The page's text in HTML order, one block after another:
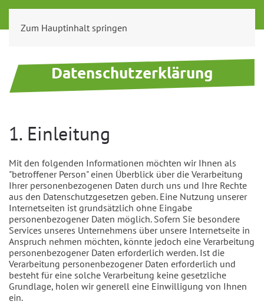
Zum Hauptinhalt springen
Datenschutzerklärung
1. Einleitung
Mit den folgenden Informationen möchten wir Ihnen als
"betroffener Person" einen Überblick über die Verarbeitung
Ihrer personenbezogenen Daten durch uns und Ihre Rechte
aus den Datenschutzgesetzen geben. Eine Nutzung unserer
Internetseiten ist grundsätzlich ohne Eingabe
personenbezogener Daten möglich. Sofern Sie besondere
Services unseres Unternehmens über unsere Internetseite in
Anspruch nehmen möchten, könnte jedoch eine Verarbeitung
personenbezogener Daten erforderlich werden. Ist die
Verarbeitung personenbezogener Daten erforderlich und
besteht für eine solche Verarbeitung keine gesetzliche
Grundlage, holen wir generell eine Einwilligung von Ihnen
ein.